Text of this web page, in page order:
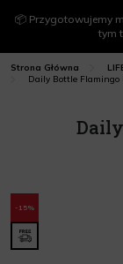
📦 Przygotowujemy
tym
Strona Główna
Daily Bottle Flamingo
-15%